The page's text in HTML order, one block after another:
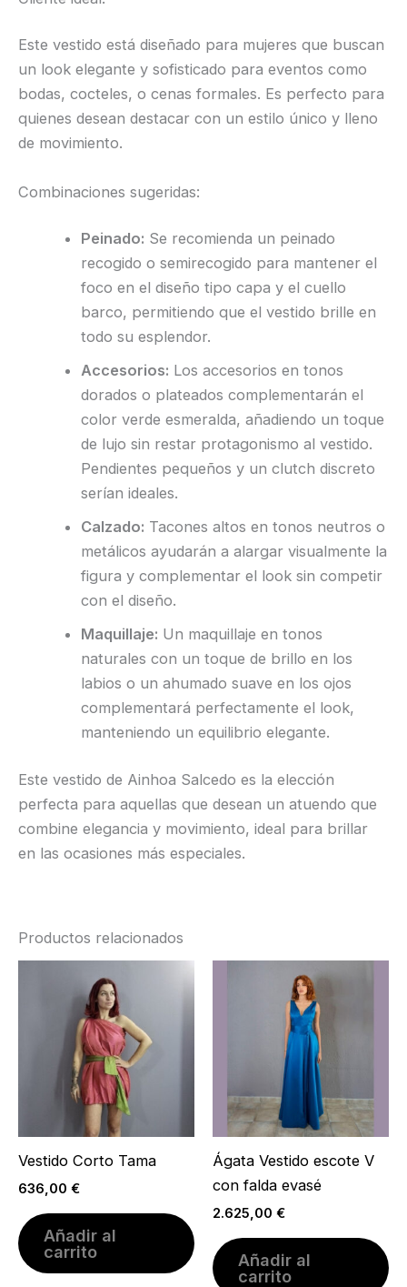
Este vestido está diseñado para mujeres que buscan
un look elegante y sofisticado para eventos como
bodas, cocteles, o cenas formales. Es perfecto para
quienes desean destacar con un estilo único y lleno
de movimiento.
Combinaciones sugeridas:
Peinado: Se recomienda un peinado
recogido o semirecogido para mantener el
foco en el diseño tipo capa y el cuello
barco, permitiendo que el vestido brille en
todo su esplendor.
Accesorios: Los accesorios en tonos
dorados o plateados complementarán el
color verde esmeralda, añadiendo un toque
de lujo sin restar protagonismo al vestido.
Pendientes pequeños y un clutch discreto
serían ideales.
Calzado: Tacones altos en tonos neutros o
metálicos ayudarán a alargar visualmente la
figura y complementar el look sin competir
con el diseño.
Maquillaje: Un maquillaje en tonos
naturales con un toque de brillo en los
labios o un ahumado suave en los ojos
complementará perfectamente el look,
manteniendo un equilibrio elegante.
Este vestido de Ainhoa Salcedo es la elección
perfecta para aquellas que desean un atuendo que
combine elegancia y movimiento, ideal para brillar
en las ocasiones más especiales.
Productos relacionados
Vestido Corto Tama
636,00 €
Añadir al
carrito
Ágata Vestido escote V
con falda evasé
2.625,00 €
Añadir al
carrito